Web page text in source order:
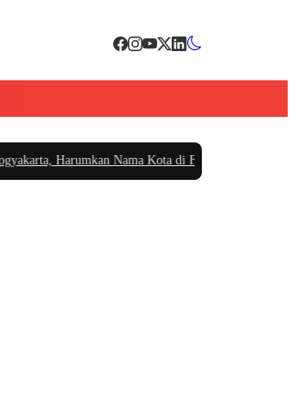
Harumkan Nama Kota di Festival Teater Remaja